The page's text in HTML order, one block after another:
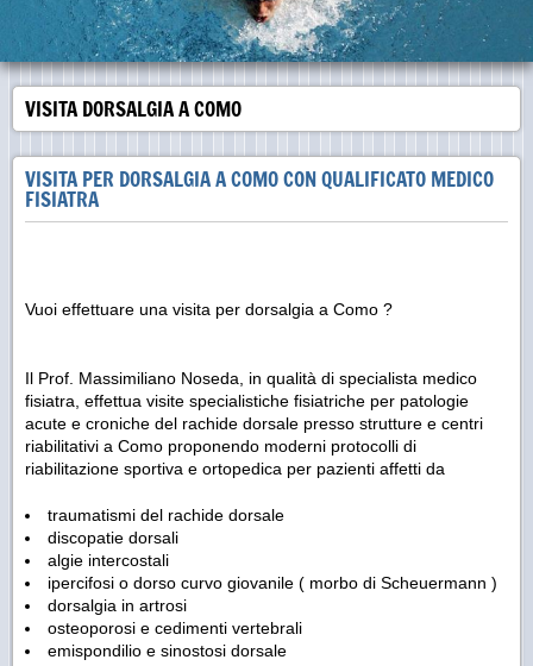
VISITA DORSALGIA A COMO
VISITA PER DORSALGIA A COMO CON QUALIFICATO MEDICO
FISIATRA
Vuoi effettuare una visita per dorsalgia a Como ?
Il Prof. Massimiliano Noseda, in qualità di specialista medico
fisiatra, effettua visite specialistiche fisiatriche per patologie
acute e croniche del rachide dorsale presso strutture e centri
riabilitativi a Como proponendo moderni protocolli di
riabilitazione sportiva e ortopedica per pazienti affetti da
traumatismi del rachide dorsale
discopatie dorsali
algie intercostali
ipercifosi o dorso curvo giovanile ( morbo di Scheuermann )
dorsalgia in artrosi
osteoporosi e cedimenti vertebrali
emispondilio e sinostosi dorsale